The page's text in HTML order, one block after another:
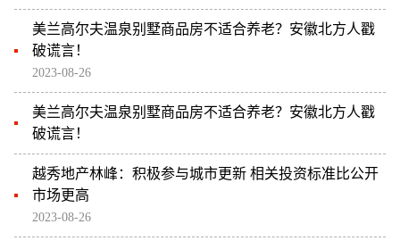
美兰高尔夫温泉别墅商品房不适合养老？安徽北方人戳
破谎言！
2023-08-26
美兰高尔夫温泉别墅商品房不适合养老？安徽北方人戳
破谎言！
越秀地产林峰：积极参与城市更新 相关投资标准比公开
市场更高
2023-08-26